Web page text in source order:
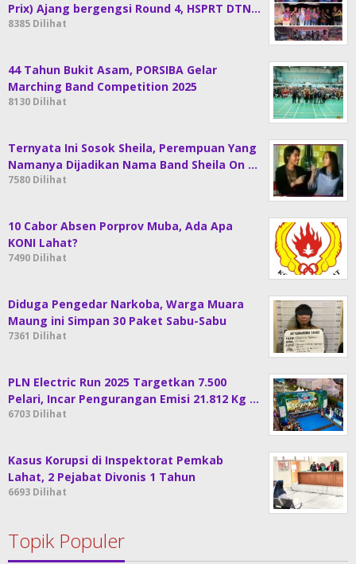
Prix) Ajang bergengsi Round 4, HSPRT DTN…
8385 Dilihat
44 Tahun Bukit Asam, PORSIBA Gelar
Marching Band Competition 2025
8130 Dilihat
Ternyata Ini Sosok Sheila, Perempuan Yang
Namanya Dijadikan Nama Band Sheila On …
7580 Dilihat
10 Cabor Absen Porprov Muba, Ada Apa
KONI Lahat?
7490 Dilihat
Diduga Pengedar Narkoba, Warga Muara
Maung ini Simpan 30 Paket Sabu-Sabu
7361 Dilihat
PLN Electric Run 2025 Targetkan 7.500
Pelari, Incar Pengurangan Emisi 21.812 Kg …
6703 Dilihat
Kasus Korupsi di Inspektorat Pemkab
Lahat, 2 Pejabat Divonis 1 Tahun
6693 Dilihat
Topik Populer